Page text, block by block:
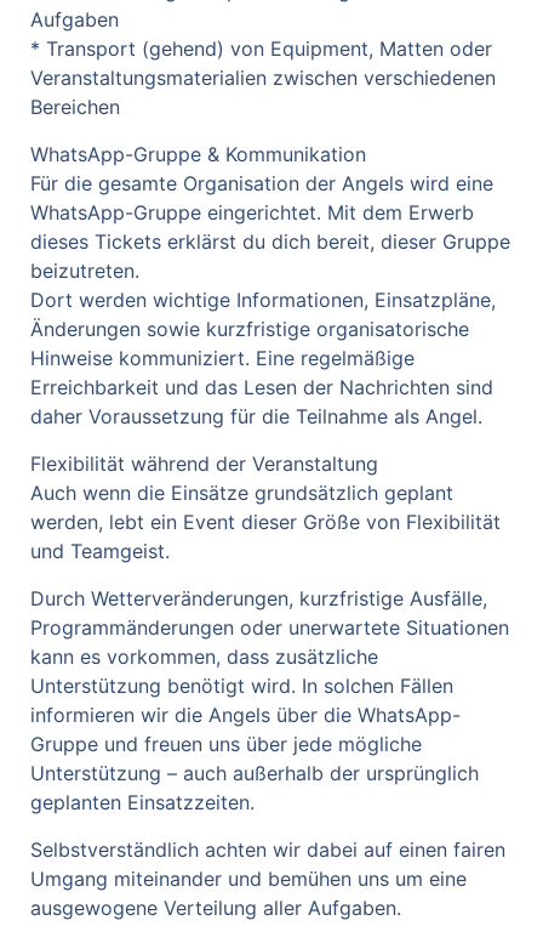
Aufgaben
* Transport (gehend) von Equipment, Matten oder
Veranstaltungsmaterialien zwischen verschiedenen
Bereichen
WhatsApp-Gruppe & Kommunikation
Für die gesamte Organisation der Angels wird eine
WhatsApp-Gruppe eingerichtet. Mit dem Erwerb
dieses Tickets erklärst du dich bereit, dieser Gruppe
beizutreten.
Dort werden wichtige Informationen, Einsatzpläne,
Änderungen sowie kurzfristige organisatorische
Hinweise kommuniziert. Eine regelmäßige
Erreichbarkeit und das Lesen der Nachrichten sind
daher Voraussetzung für die Teilnahme als Angel.
Flexibilität während der Veranstaltung
Auch wenn die Einsätze grundsätzlich geplant
werden, lebt ein Event dieser Größe von Flexibilität
und Teamgeist.
Durch Wetterveränderungen, kurzfristige Ausfälle,
Programmänderungen oder unerwartete Situationen
kann es vorkommen, dass zusätzliche
Unterstützung benötigt wird. In solchen Fällen
informieren wir die Angels über die WhatsApp-
Gruppe und freuen uns über jede mögliche
Unterstützung – auch außerhalb der ursprünglich
geplanten Einsatzzeiten.
Selbstverständlich achten wir dabei auf einen fairen
Umgang miteinander und bemühen uns um eine
ausgewogene Verteilung aller Aufgaben.